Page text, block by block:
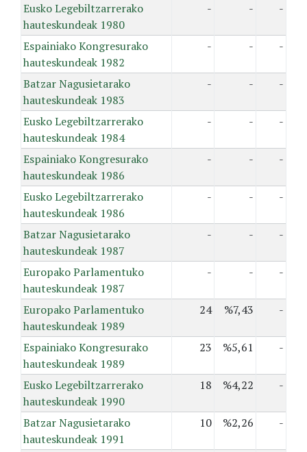
Eusko Legebiltzarrerako
hauteskundeak 1980
- - -
Espainiako Kongresurako
hauteskundeak 1982
- - -
Batzar Nagusietarako
hauteskundeak 1983
- - -
Eusko Legebiltzarrerako
hauteskundeak 1984
- - -
Espainiako Kongresurako
hauteskundeak 1986
- - -
Eusko Legebiltzarrerako
hauteskundeak 1986
- - -
Batzar Nagusietarako
hauteskundeak 1987
- - -
Europako Parlamentuko
hauteskundeak 1987
- - -
Europako Parlamentuko
hauteskundeak 1989
24 %7,43 -
Espainiako Kongresurako
hauteskundeak 1989
23 %5,61 -
Eusko Legebiltzarrerako
hauteskundeak 1990
18 %4,22 -
Batzar Nagusietarako
hauteskundeak 1991
10 %2,26 -